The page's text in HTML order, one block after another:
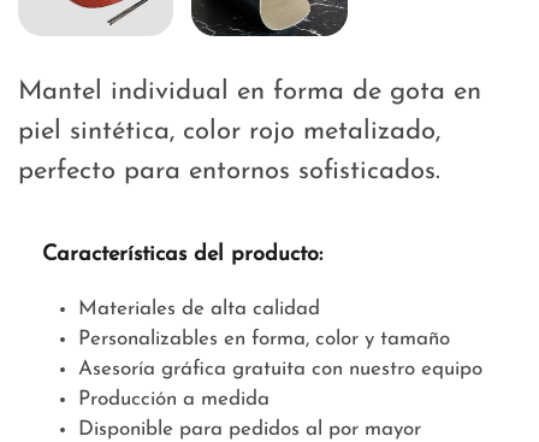
Mantel individual en forma de gota en
piel sintética, color rojo metalizado,
perfecto para entornos sofisticados.
Características del producto:
Materiales de alta calidad
Personalizables en forma, color y tamaño
Asesoría gráfica gratuita con nuestro equipo
Producción a medida
Disponible para pedidos al por mayor